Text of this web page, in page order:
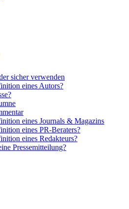
sicher verwenden
eines Autors?
eines Journals & Magazins
eines PR-Beraters?
eines Redakteurs?
Pressemitteilung?